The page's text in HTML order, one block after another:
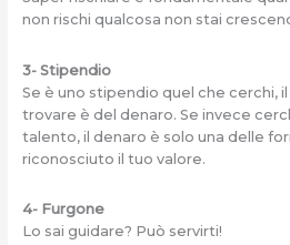
non rischi qualcosa non stai
3- Stipendio
Se è uno stipendio quel che cerchi,
trovare è del denaro. Se invece
talento, il denaro è solo una delle
riconosciuto il tuo valore.
4- Furgone
Lo sai guidare? Può servirti!